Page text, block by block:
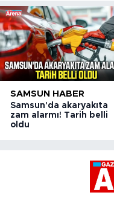
SAMSUN HABER
Samsun'da akaryakıta
zam alarmı! Tarih belli
oldu